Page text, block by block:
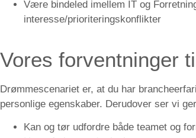
Være bindeled imellem IT og
interesse/prioriteringskonflikter
Vores forventninger
Drømmescenariet er, at du har
personlige egenskaber. Derudover ser vi
Kan og tør udfordre både teamet og